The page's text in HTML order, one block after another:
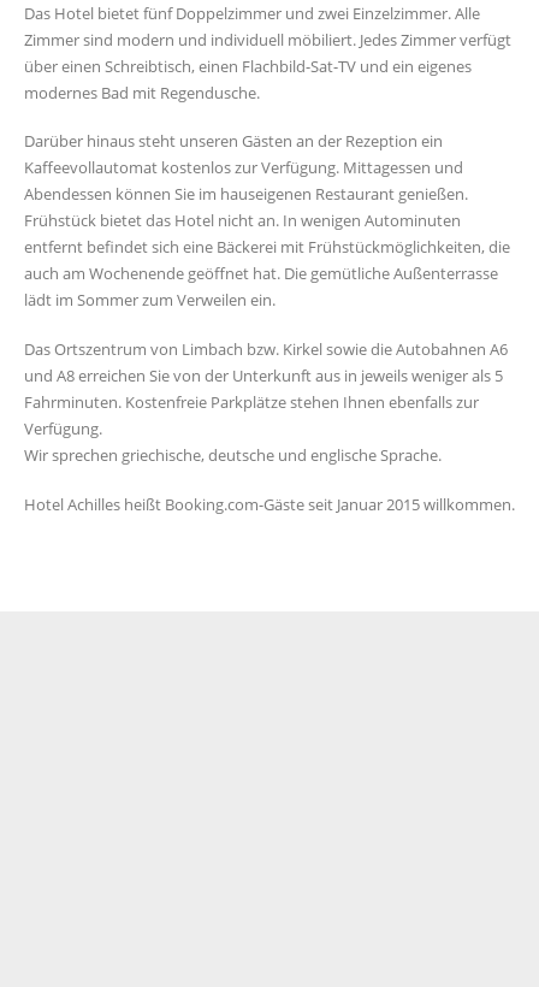
Das Hotel bietet fünf Doppelzimmer und zwei Einzelzimmer. Alle
Zimmer sind modern und individuell möbiliert. Jedes Zimmer verfügt
über einen Schreibtisch, einen Flachbild-Sat-TV und ein eigenes
modernes Bad mit Regendusche.
Darüber hinaus steht unseren Gästen an der Rezeption ein
Kaffeevollautomat kostenlos zur Verfügung. Mittagessen und
Abendessen können Sie im hauseigenen Restaurant genießen.
Frühstück bietet das Hotel nicht an. In wenigen Autominuten
entfernt befindet sich eine Bäckerei mit Frühstückmöglichkeiten, die
auch am Wochenende geöffnet hat. Die gemütliche Außenterrasse
lädt im Sommer zum Verweilen ein.
Das Ortszentrum von Limbach bzw. Kirkel sowie die Autobahnen A6
und A8 erreichen Sie von der Unterkunft aus in jeweils weniger als 5
Fahrminuten. Kostenfreie Parkplätze stehen Ihnen ebenfalls zur
Verfügung.
Wir sprechen griechische, deutsche und englische Sprache.
Hotel Achilles heißt Booking.com-Gäste seit Januar 2015 willkommen.